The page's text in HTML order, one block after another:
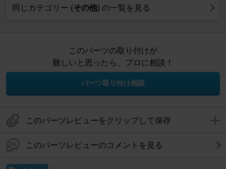
同じカテゴリー (その他) の一覧を見る
このパーツの取り付けが
難しいと思ったら、プロに相談！
パーツ取り付け相談
このパーツレビューをクリップして保存
このパーツレビューのコメントを見る